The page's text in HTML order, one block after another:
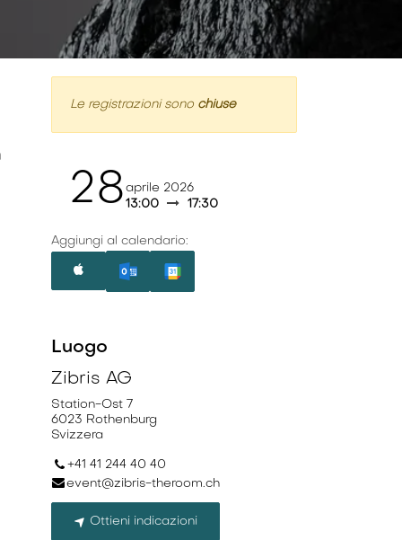
Le registrazioni sono chiuse
28 aprile 2026
13:00
17:30
Aggiungi al calendario:
Luogo
Zibris AG
Station-Ost 7
6023 Rothenburg
Svizzera
+41 41 244 40 40
event@zibris-theroom.ch
Ottieni indicazioni